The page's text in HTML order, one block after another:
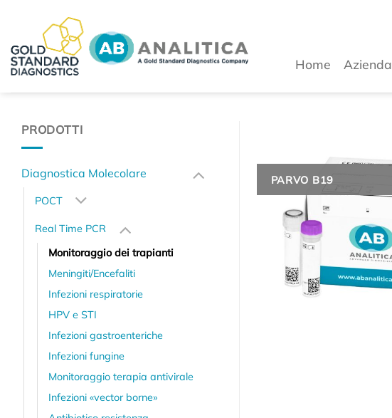
contenuti
Home Azienda
PRODOTTI
Diagnostica Molecolare
POCT
Real Time PCR
Monitoraggio dei trapianti
Meningiti/Encefaliti
Infezioni respiratorie
HPV e STI
Infezioni gastroenteriche
Infezioni fungine
Monitoraggio terapia antivirale
Infezioni «vector borne»
PARVO B19